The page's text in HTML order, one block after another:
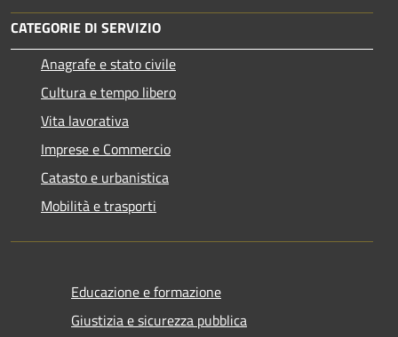
CATEGORIE DI SERVIZIO
Anagrafe e stato civile
Cultura e tempo libero
Vita lavorativa
Imprese e Commercio
Catasto e urbanistica
Mobilità e trasporti
Educazione e formazione
Giustizia e sicurezza pubblica